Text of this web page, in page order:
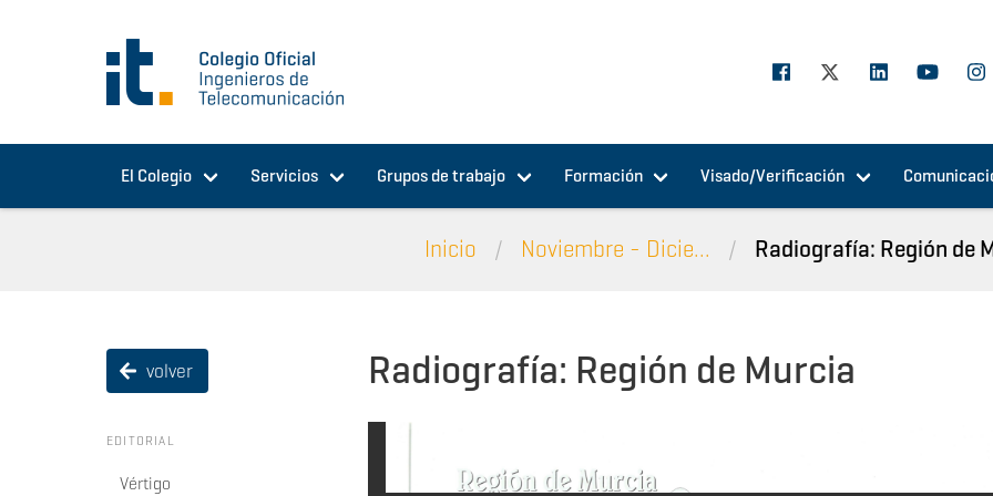
El Colegio Servicios Grupos de trabajo Formación Visado/Verificación
Inicio Noviembre - Dicie... Radiografía: Región de
volver
EDITORIAL
Vértigo
Radiografía: Región de Murcia